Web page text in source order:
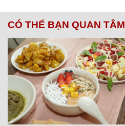
CÓ THỂ BẠN QUAN TÂM